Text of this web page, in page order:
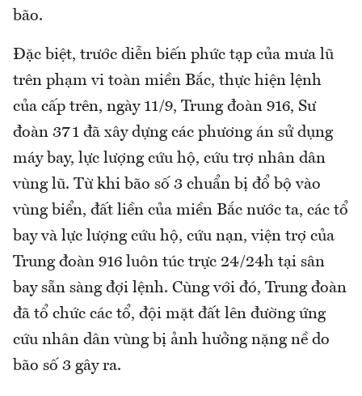
bão.
Đặc biệt, trước diễn biến phức tạp của mưa lũ
trên phạm vi toàn miền Bắc, thực hiện lệnh
của cấp trên, ngày 11/9, Trung đoàn 916, Sư
đoàn 371 đã xây dựng các phương án sử dụng
máy bay, lực lượng cứu hộ, cứu trợ nhân dân
vùng lũ. Từ khi bão số 3 chuẩn bị đổ bộ vào
vùng biển, đất liền của miền Bắc nước ta, các tổ
bay và lực lượng cứu hộ, cứu nạn, viện trợ của
Trung đoàn 916 luôn túc trực 24/24h tại sân
bay sẵn sàng đợi lệnh. Cùng với đó, Trung đoàn
đã tổ chức các tổ, đội mặt đất lên đường ứng
cứu nhân dân vùng bị ảnh hưởng nặng nề do
bão số 3 gây ra.